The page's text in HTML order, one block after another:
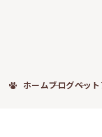
ホームブログペッ